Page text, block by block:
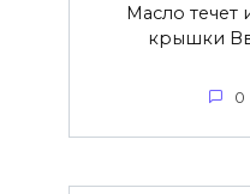
Масло течет
крышки
0